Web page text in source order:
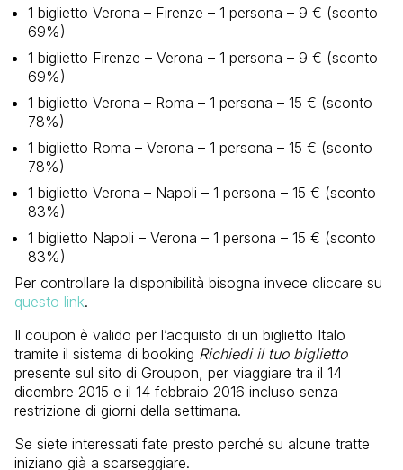
1 biglietto Verona – Firenze – 1 persona – 9 € (sconto
69%)
1 biglietto Firenze – Verona – 1 persona – 9 € (sconto
69%)
1 biglietto Verona – Roma – 1 persona – 15 € (sconto
78%)
1 biglietto Roma – Verona – 1 persona – 15 € (sconto
78%)
1 biglietto Verona – Napoli – 1 persona – 15 € (sconto
83%)
1 biglietto Napoli – Verona – 1 persona – 15 € (sconto
83%)
Per controllare la disponibilità bisogna invece cliccare su
questo link.
Il coupon è valido per l’acquisto di un biglietto Italo
tramite il sistema di booking Richiedi il tuo biglietto
presente sul sito di Groupon, per viaggiare tra il 14
dicembre 2015 e il 14 febbraio 2016 incluso senza
restrizione di giorni della settimana.
Se siete interessati fate presto perché su alcune tratte
iniziano già a scarseggiare.